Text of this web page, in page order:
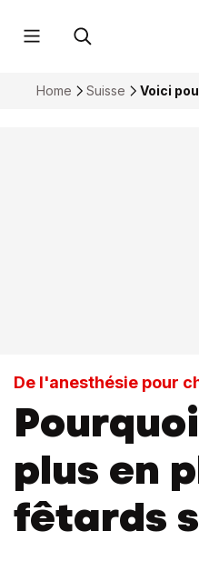
Home Suisse Voici
De l'anesthésie pour
plus en
fêtards